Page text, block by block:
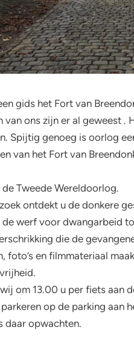
gids het Fort van
ons zijn er al geweest .
Spijtig genoeg is oorlog
van het Fort van
Tweede Wereldoorlog.
ontdekt u de donkere
de werf voor dwangarbeid
die de
foto’s en filmmateriaal
om 13.00 u per fiets aan
op de parking aan
daar opwachten.